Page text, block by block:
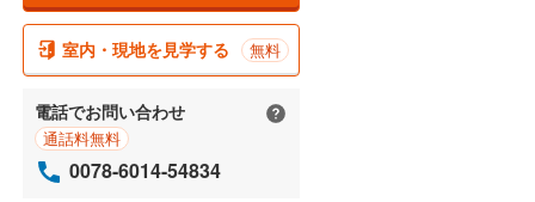
室内・現地を見学する 無料
電話でお問い合わせ
通話料無料
0078-6014-54834